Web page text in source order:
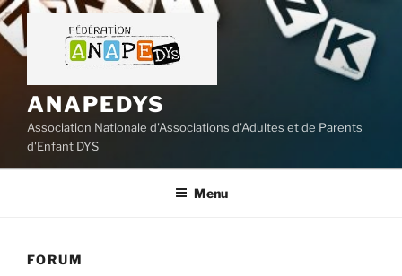
Aller
au
contenu
ANAPEDYS
Association Nationale d'Associations d'Adultes et de Parents
d'Enfant DYS
Menu
FORUM